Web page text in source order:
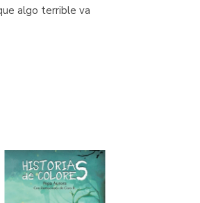
algo terrible va